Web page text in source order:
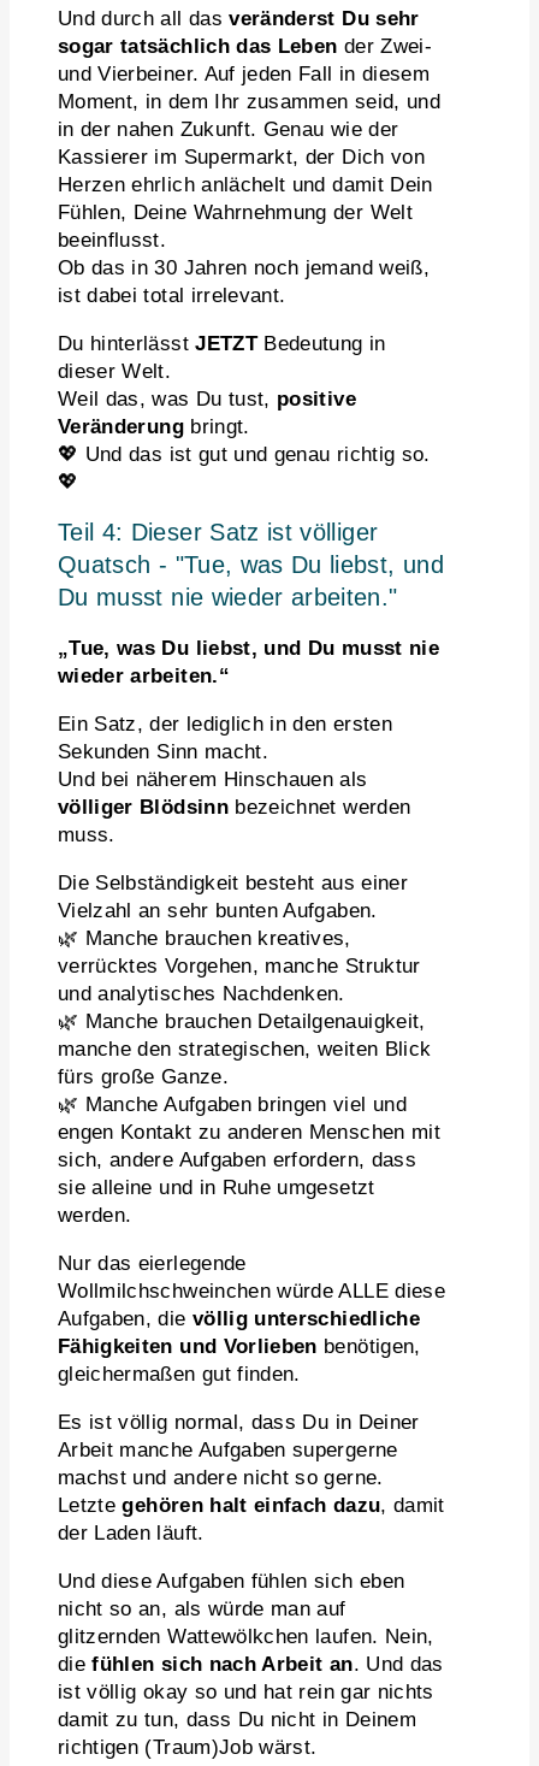
Und durch all das veränderst Du sehr
sogar tatsächlich das Leben der Zwei-
und Vierbeiner. Auf jeden Fall in diesem
Moment, in dem Ihr zusammen seid, und
in der nahen Zukunft. Genau wie der
Kassierer im Supermarkt, der Dich von
Herzen ehrlich anlächelt und damit Dein
Fühlen, Deine Wahrnehmung der Welt
beeinflusst.
Ob das in 30 Jahren noch jemand weiß,
ist dabei total irrelevant.
Du hinterlässtJETZTBedeutung in
dieser Welt.
Weil das, was Du tust, positive
Veränderungbringt.
💖 Und das ist gut und genau richtig so.
💖
Teil 4: Dieser Satz ist völliger
Quatsch - "Tue, was Du liebst, und
Du musst nie wieder arbeiten."
„Tue, was Du liebst, und Du musst nie
wieder arbeiten.“
Ein Satz, der lediglich in den ersten
Sekunden Sinn macht.
Und bei näherem Hinschauen als
völliger Blödsinnbezeichnet werden
muss.
Die Selbständigkeit besteht aus einer
Vielzahl an sehr bunten Aufgaben.
🌿 Manche brauchen kreatives,
verrücktes Vorgehen, manche Struktur
und analytisches Nachdenken.
🌿 Manche brauchen Detailgenauigkeit,
manche den strategischen, weiten Blick
fürs große Ganze.
🌿 Manche Aufgaben bringen viel und
engen Kontakt zu anderen Menschen mit
sich, andere Aufgaben erfordern, dass
sie alleine und in Ruhe umgesetzt
werden.
Nur das eierlegende
Wollmilchschweinchen würde ALLE diese
Aufgaben, die völlig unterschiedliche
Fähigkeiten und Vorlieben benötigen,
gleichermaßen gut finden.
Es ist völlig normal, dass Du in Deiner
Arbeit manche Aufgaben supergerne
machst und andere nicht so gerne.
Letztegehören halt einfach dazu, damit
der Laden läuft.
Und diese Aufgaben fühlen sich eben
nicht so an, als würde man auf
glitzernden Wattewölkchen laufen. Nein,
diefühlen sich nach Arbeit an. Und das
ist völlig okay so und hat rein gar nichts
damit zu tun, dass Du nicht in Deinem
richtigen (Traum)Job wärst.